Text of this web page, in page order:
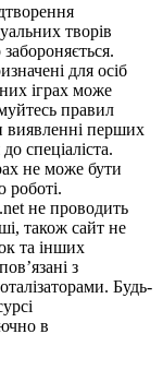
творів
для осіб
іграх може
правил
виявленні перших
спеціаліста.
не може бути
роботі.
не проводить
також сайт не
та інших
з
Будь-
в